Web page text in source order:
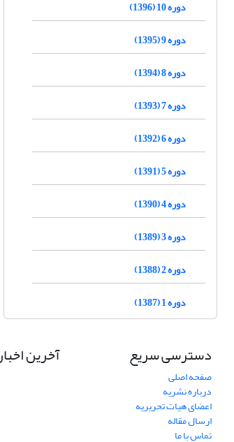
دوره 10 (1396)
دوره 9 (1395)
دوره 8 (1394)
دوره 7 (1393)
دوره 6 (1392)
دوره 5 (1391)
دوره 4 (1390)
دوره 3 (1389)
دوره 2 (1388)
دوره 1 (1387)
دسترسی سریع
صفحه اصلی
درباره نشریه
اعضای هیات تحریریه
ارسال مقاله
تماس با ما
آخرین